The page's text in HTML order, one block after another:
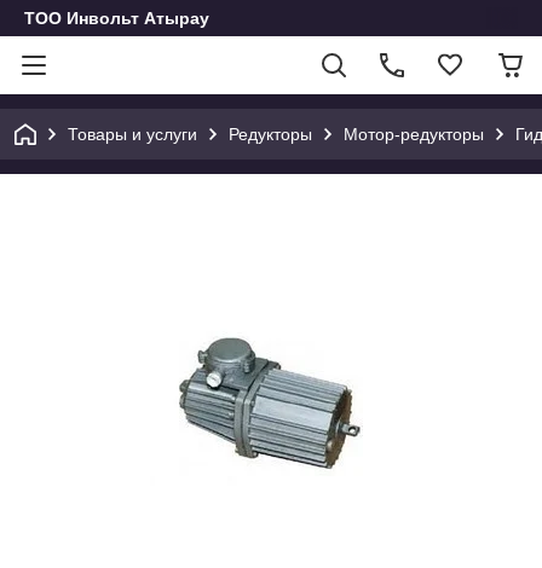
ТОО Инвольт Атырау
Товары и услуги Редукторы Мотор-редукторы